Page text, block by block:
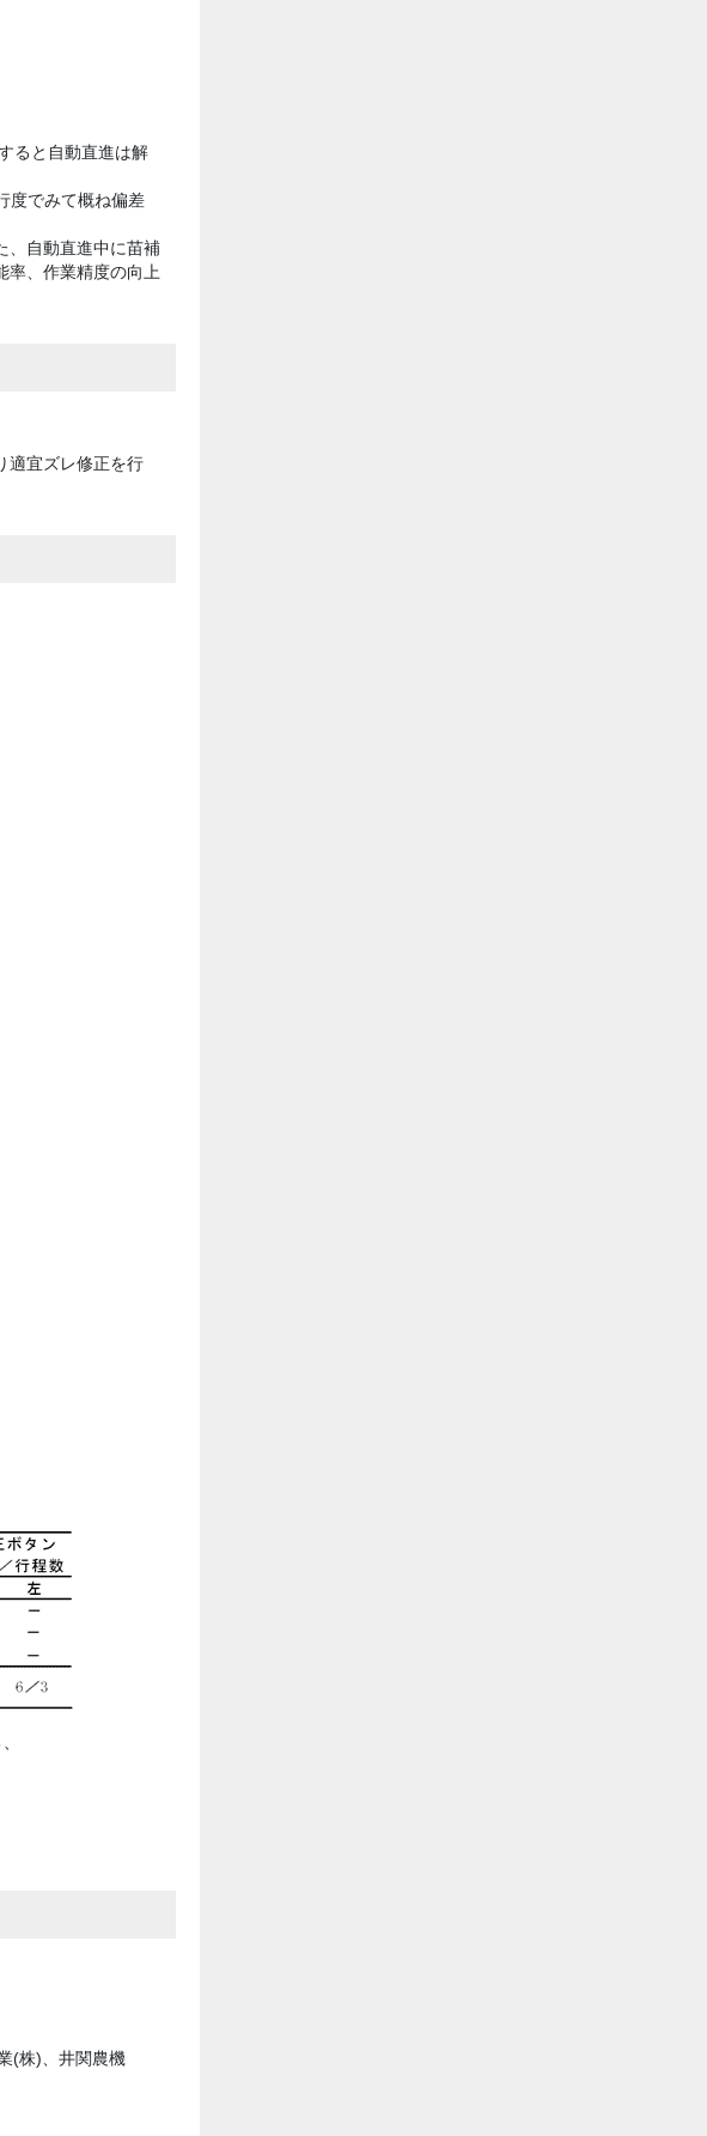
ると自動直進は解
度でみて概ね偏差
、自動直進中に苗補
率、作業精度の向上
適宜ズレ修正を行
(株)、井関農機